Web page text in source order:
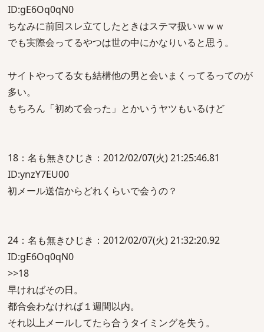
ID:gE6Oq0qN0
ちなみに前回スレ立てしたときはステマ扱いｗｗｗ
でも実際会ってるやつは世の中にかなりいると思う。
サイトやってる女も結構他の男と会いまくってるってのが
多い。
もちろん「初めて会った」とかいうヤツもいるけど
18：名も無きひじき：2012/02/07(火) 21:25:46.81
ID:ynzY7EU00
初メール送信からどれくらいで会うの？
24：名も無きひじき：2012/02/07(火) 21:32:20.92
ID:gE6Oq0qN0
>>18
早ければその日。
都合会わなければ１週間以内。
それ以上メールしてたら合うタイミングを失う。